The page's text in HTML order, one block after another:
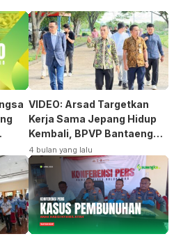
VIDEO: Arsad Targetkan
Kerja Sama Jepang Hidup
Kembali, BPVP Bantaeng
Siap Bangkitkan Jurusan
Otomotif
4 bulan yang lalu